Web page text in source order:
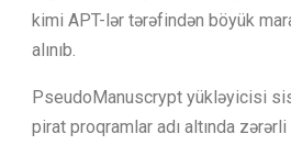
kimi APT-lər tərəfindən böyük
alınıb.
PseudoManuscrypt yükləyicisi
pirat proqramlar adı altında zərərli